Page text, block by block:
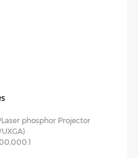
phosphor Projector